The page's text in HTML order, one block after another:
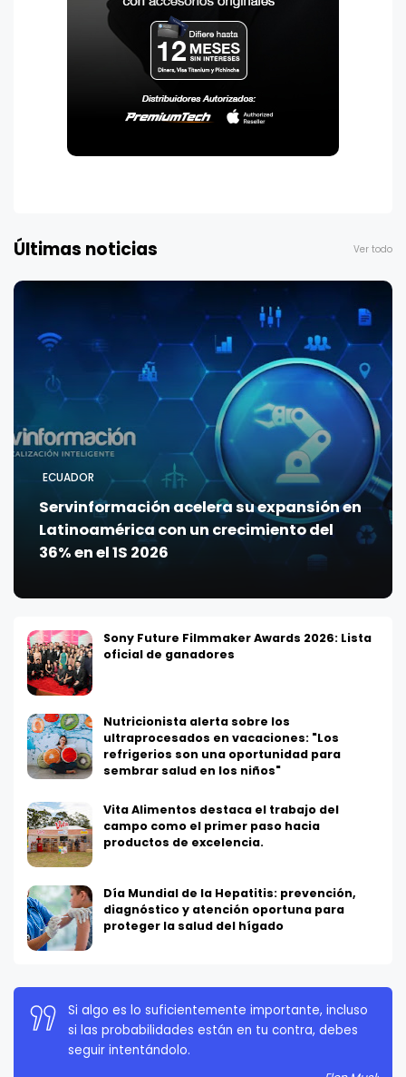
Últimas noticias Ver todo
ECUADOR
Servinformación acelera su expansión en
Latinoamérica con un crecimiento del
36% en el 1S 2026
Sony Future Filmmaker Awards 2026: Lista
oficial de ganadores
Nutricionista alerta sobre los
ultraprocesados en vacaciones: "Los
refrigerios son una oportunidad para
sembrar salud en los niños"
Vita Alimentos destaca el trabajo del
campo como el primer paso hacia
productos de excelencia.
Día Mundial de la Hepatitis: prevención,
diagnóstico y atención oportuna para
proteger la salud del hígado
Si algo es lo suficientemente importante, incluso
si las probabilidades están en tu contra, debes
seguir intentándolo.
La persistencia es muy importante. No debes
rendirte a menos que estés obligado a rendirte.